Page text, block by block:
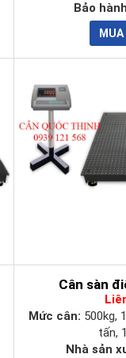
Bảo
Cân sàn
Mức cân: 500kg,
tấn,
Nhà sản